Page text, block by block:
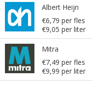
Albert Heijn
€6,79 per fles
€9,05 per liter
Mitra
€7,49 per fles
€9,99 per liter